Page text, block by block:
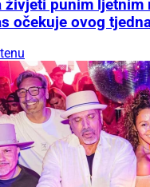
živjeti punim ljetnim
očekuje ovog